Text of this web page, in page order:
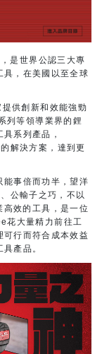
是世界公認三大專
具，在美國以至全球
供創新和效能強勁
等領導業界的鋰
系列產品，
解決方案，達到更
能事倍而功半，望洋
公輸子之巧，不以
效的工具，是一位
花大量精力前往工
行而符合成本效益
產品。